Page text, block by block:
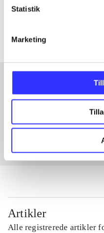
Statistik
Marketing
Artikler med
Artikler
Alle registrerede artikler